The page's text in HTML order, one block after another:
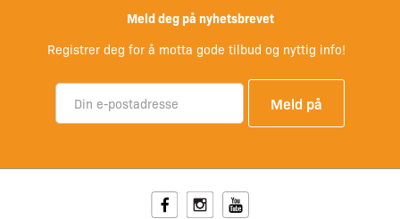
Meld deg på nyhetsbrevet
Registrer deg for å motta gode tilbud og nyttig info!
FacebookInstagramYoutube